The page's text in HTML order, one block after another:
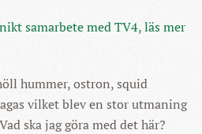
samarbete med TV4, läs mer
hummer, ostron, squid
vilket blev en stor utmaning
ska jag göra med det här?